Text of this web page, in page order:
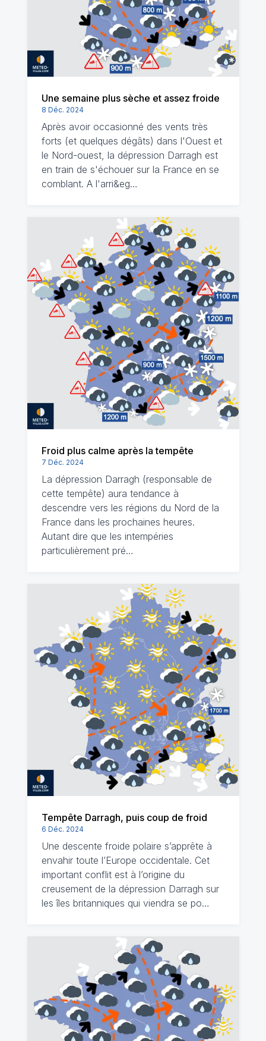
Une semaine plus sèche et assez froide
8 Déc. 2024
Après avoir occasionné des vents très
forts (et quelques dégâts) dans l'Ouest et
le Nord-ouest, la dépression Darragh est
en train de s'échouer sur la France en se
comblant. A l'arri&eg…
Froid plus calme après la tempête
7 Déc. 2024
La dépression Darragh (responsable de
cette tempête) aura tendance à
descendre vers les régions du Nord de la
France dans les prochaines heures.
Autant dire que les intempéries
particulièrement pré…
Tempête Darragh, puis coup de froid
6 Déc. 2024
Une descente froide polaire s’apprête à
envahir toute l’Europe occidentale. Cet
important conflit est à l’origine du
creusement de la dépression Darragh sur
les îles britanniques qui viendra se po…